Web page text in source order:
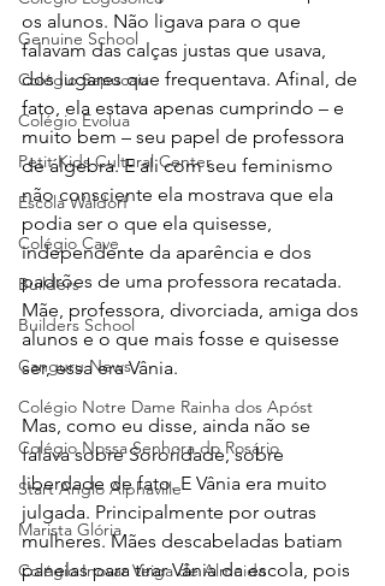
Genuine School
Colégio Sapucaia
Colégio Evolua
Petit Kids Cultural Center
Escola Waldorf
Colégio Cave
Builders
Builders School
Canguru News
Colégio Notre Dame Rainha dos Apóst
Colégio Nossa Senhora do Rosário
Start Anglo Alphaville
Marista Glória
Colégio Inovar Veiga de Almeida
os alunos. Não ligava para o que
falavam das calças justas que usava,
dos lugares que frequentava. Afinal, de
fato, ela estava apenas cumprindo – e
muito bem – seu papel de professora
de álgebra. E ali com seu feminismo
não consciente ela mostrava que ela
podia ser o que ela quisesse,
independente da aparência e dos
padrões de uma professora recatada.
Mãe, professora, divorciada, amiga dos
alunos e o que mais fosse e quisesse
ser, essa era Vânia.
Mas, como eu disse, ainda não se
falava sobre Sororidade, sobre
liberdade de fato. E Vânia era muito
julgada. Principalmente por outras
mulheres. Mães descabeladas batiam
panelas para tirar Vânia da escola, pois